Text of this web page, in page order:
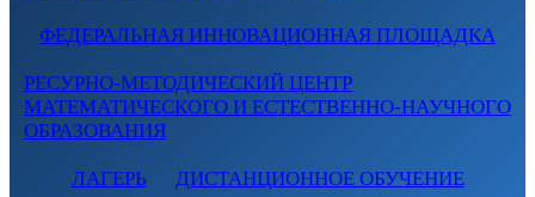
ФЕДЕРАЛЬНАЯ ИННОВАЦИОННАЯ ПЛОЩАДКА
РЕСУРНО-МЕТОДИЧЕСКИЙ ЦЕНТР
МАТЕМАТИЧЕСКОГО И ЕСТЕСТВЕННО-НАУЧНОГО
ОБРАЗОВАНИЯ
ЛАГЕРЬ ДИСТАНЦИОННОЕ ОБУЧЕНИЕ